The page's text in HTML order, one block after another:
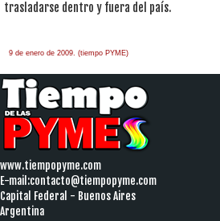
trasladarse dentro y fuera del país.
9 de enero de 2009. (tiempo PYME)
www.tiempopyme.com
E-mail:contacto@tiempopyme.com
Capital Federal - Buenos Aires
Argentina